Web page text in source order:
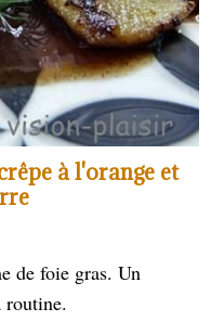
à l'orange et
de foie gras. Un